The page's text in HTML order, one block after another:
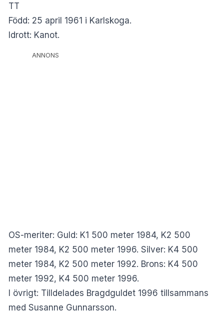
TT
Född: 25 april 1961 i Karlskoga.
Idrott: Kanot.
ANNONS
OS-meriter: Guld: K1 500 meter 1984, K2 500
meter 1984, K2 500 meter 1996. Silver: K4 500
meter 1984, K2 500 meter 1992. Brons: K4 500
meter 1992, K4 500 meter 1996.
I övrigt: Tilldelades Bragdguldet 1996 tillsammans
med Susanne Gunnarsson.